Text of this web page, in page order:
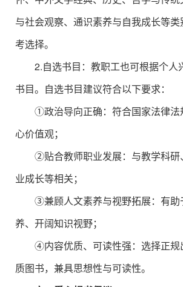
与社会观察、通识素养与自我成长等
考选择。
2.自选书目：教职工也可根据个人
书目。自选书目建议符合以下要求：
①政治导向正确：符合国家法律法
心价值观；
②贴合教师职业发展：与教学科研
业成长等相关；
③兼顾人文素养与视野拓展：有助
养、开阔知识视野；
④内容优质、可读性强：选择正规
质图书，兼具思想性与可读性。